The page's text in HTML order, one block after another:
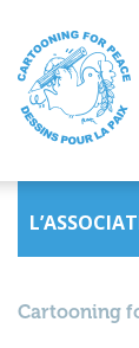
Cartooning